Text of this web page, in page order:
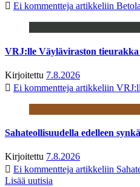
Ei kommentteja artikkeliin
VRJ:lle Väyläviraston
Kirjoitettu 7.8.2026
Ei kommentteja artikkeliin
Sahateollisuudella edelleen
Kirjoitettu 7.8.2026
Ei kommentteja artikkeliin
Lisää uutisia